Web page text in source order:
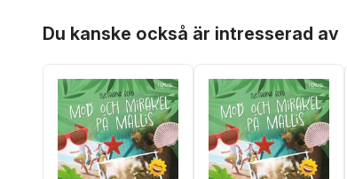
Du kanske också är intresserad av